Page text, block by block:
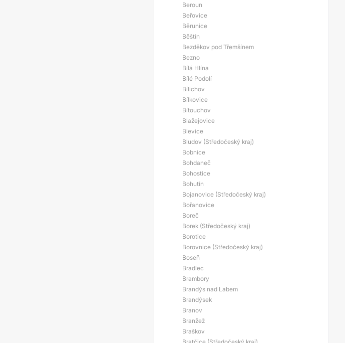
Beroun
Beřovice
Běrunice
Běštín
Bezděkov pod Třemšínem
Bezno
Bílá Hlína
Bílé Podolí
Bílichov
Bílkovice
Bítouchov
Blažejovice
Blevice
Bludov (Středočeský kraj)
Bobnice
Bohdaneč
Bohostice
Bohutín
Bojanovice (Středočeský kraj)
Bořanovice
Boreč
Borek (Středočeský kraj)
Borotice
Borovnice (Středočeský kraj)
Boseň
Bradlec
Brambory
Brandýs nad Labem
Brandýsek
Branov
Branžež
Braškov